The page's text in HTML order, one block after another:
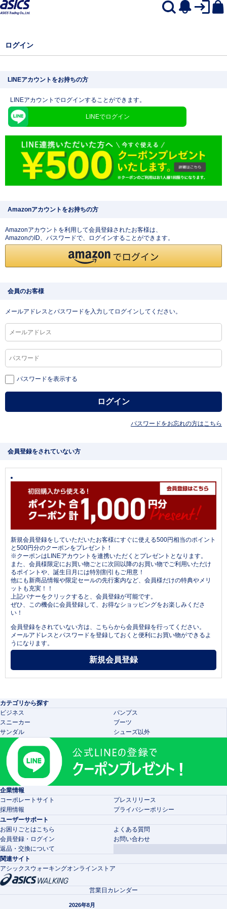
ログイン
LINEアカウントをお持ちの方
LINEアカウントでログインすることができます。
LINEでログイン
Amazonアカウントをお持ちの方
Amazonアカウントを利用して会員登録されたお客様は、
AmazonのID、パスワードで、ログインすることができます。
会員のお客様
メールアドレスとパスワードを入力してログインしてください。
パスワードを表示する
パスワードをお忘れの方はこちら
会員登録をされていない方
新規会員登録をしていただいたお客様にすぐに使える500円相当のポイント
と500円分のクーポンをプレゼント！
※クーポンはLINEアカウントを連携いただくとプレゼントとなります。
また、会員様限定にお買い物ごとに次回以降のお買い物でご利用いただけ
るポイントや、誕生日月には特別割引もご用意！
他にも新商品情報や限定セールの先行案内など、会員様だけの特典やメリ
ットも充実！！
上記バナーをクリックすると、会員登録が可能です。
ぜひ、この機会に会員登録して、お得なショッピングをお楽しみくださ
い！
会員登録をされていない方は、こちらから会員登録を行ってください。
メールアドレスとパスワードを登録しておくと便利にお買い物ができるよ
うになります。
カテゴリから探す
ビジネス
パンプス
スニーカー
ブーツ
サンダル
シューズ以外
企業情報
コーポレートサイト
プレスリリース
採用情報
プライバシーポリシー
ユーザーサポート
お困りごとはこちら
よくある質問
会員登録・ログイン
お問い合わせ
返品・交換について
関連サイト
アシックスウォーキングオンラインストア
営業日カレンダー
2026年8月